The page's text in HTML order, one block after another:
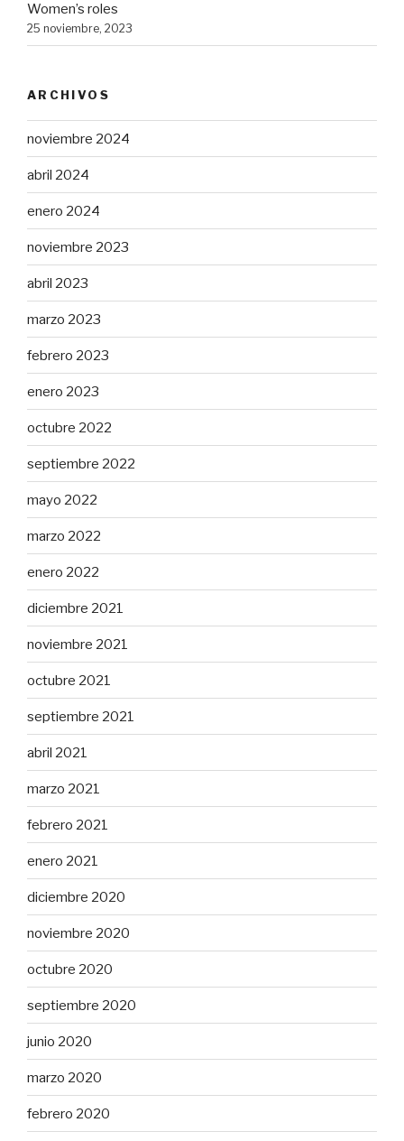
Women’s roles
25 noviembre, 2023
ARCHIVOS
noviembre 2024
abril 2024
enero 2024
noviembre 2023
abril 2023
marzo 2023
febrero 2023
enero 2023
octubre 2022
septiembre 2022
mayo 2022
marzo 2022
enero 2022
diciembre 2021
noviembre 2021
octubre 2021
septiembre 2021
abril 2021
marzo 2021
febrero 2021
enero 2021
diciembre 2020
noviembre 2020
octubre 2020
septiembre 2020
junio 2020
marzo 2020
febrero 2020